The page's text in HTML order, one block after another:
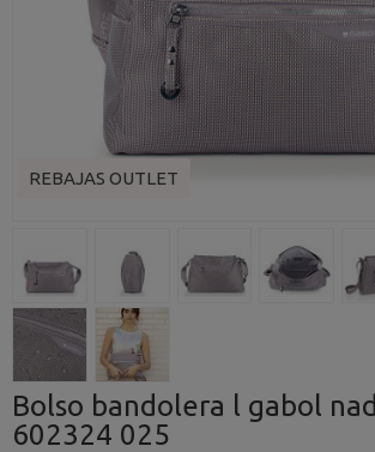
REBAJAS OUTLET
Bolso bandolera l gabol
602324 025